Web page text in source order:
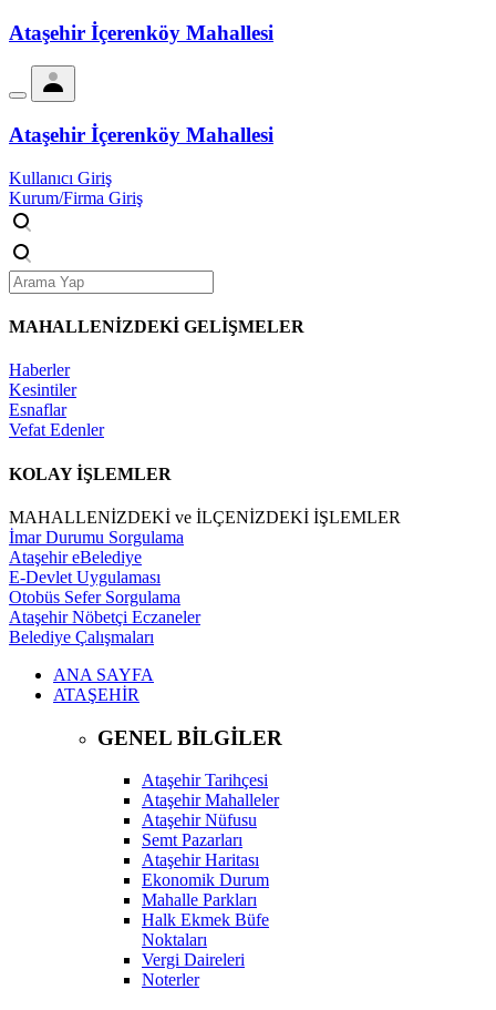
Ataşehir İçerenköy Mahallesi
Ataşehir İçerenköy Mahallesi
Kullanıcı Giriş
Kurum/Firma Giriş
MAHALLENİZDEKİ GELİŞMELER
Haberler
Kesintiler
Esnaflar
Vefat Edenler
KOLAY İŞLEMLER
MAHALLENİZDEKİ ve İLÇENİZDEKİ İŞLEMLER
İmar Durumu Sorgulama
Ataşehir eBelediye
E-Devlet Uygulaması
Otobüs Sefer Sorgulama
Ataşehir Nöbetçi Eczaneler
Belediye Çalışmaları
ANA SAYFA
ATAŞEHİR
GENEL BİLGİLER
Ataşehir Tarihçesi
Ataşehir Mahalleler
Ataşehir Nüfusu
Semt Pazarları
Ataşehir Haritası
Ekonomik Durum
Mahalle Parkları
Halk Ekmek Büfe
Noktaları
Vergi Daireleri
Noterler